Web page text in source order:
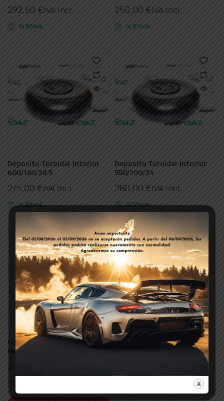
292,50 €IVA Incl.
In Stock
250,00 €IVA Incl.
In Stock
Deposito Toroidal Interior
600/180/38.5
275,00 €IVA Incl.
In Stock
Deposito Toroidal Interior
550/200/34
280,00 €IVA Incl.
In Stock
Conexion Termoplastico 6
Mm-90 Gr
3,74
Filtro Valtek Sin Juntas
In Stock